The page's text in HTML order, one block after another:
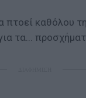
πτοεί καθόλου
τα...